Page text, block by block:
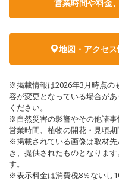
営業時間や料金
地図・アクセ
※掲載情報は2026年3月時点の
容が変更となっている場合が
ください。
※自然災害の影響やその他諸
営業時間、植物の開花・見頃期
※掲載されている画像は取材
き、提供されたものとなりま
す。
※表示料金は消費税8％ないし